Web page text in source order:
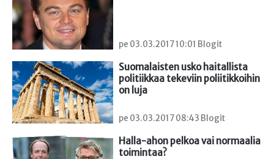
pe 03.03.2017 10:01 Blogit
Suomalaisten usko haitallista
politiikkaa tekeviin poliitikkoihin
on luja
pe 03.03.2017 08:43 Blogit
Halla-ahon pelkoa vai normaalia
toimintaa?